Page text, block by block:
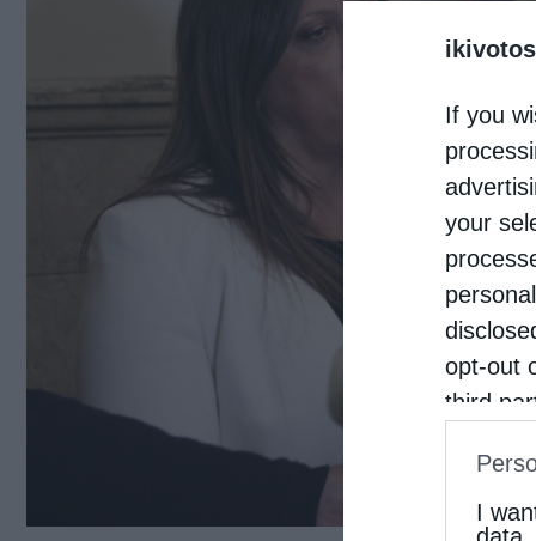
If you
your
opt-out
third
IAB’s
other
I
data.